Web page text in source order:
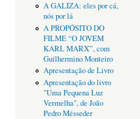
A GALIZA: eles por cá,
nós por lá
A PROPÓSITO DO
FILME “O JOVEM
KARL MARX”, com
Guilhermino Monteiro
Apresentação de Livro
Apresentação do livro
"Uma Pequena Luz
Vermelha", de João
Pedro Mésseder